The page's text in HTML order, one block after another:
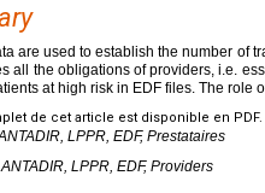
are used to establish the number of
all the obligations of providers, i.e.
at high risk in EDF files. The role
de cet article est disponible en PDF.
LPPR, EDF, Prestataires
ANTADIR, LPPR, EDF, Providers